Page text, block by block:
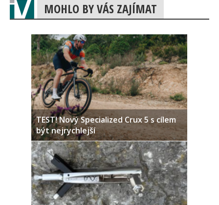
MOHLO BY VÁS ZAJÍMAT
TEST! Nový Specialized Crux 5 s cílem
být nejrychlejší